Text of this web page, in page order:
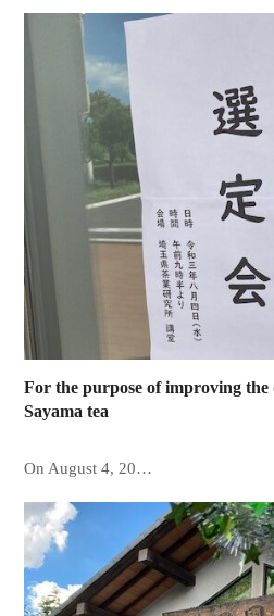
For the purpose of improving
Sayama tea
On August 4, 20…